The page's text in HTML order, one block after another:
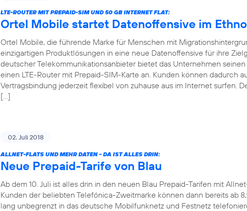
LTE-ROUTER MIT PREPAID-SIM UND 50 GB INTERNET FLAT:
Ortel Mobile startet Datenoffensive im
Ortel Mobile, die führende Marke für Menschen mit
einzigartigen Produktlösungen in eine neue Datenoffensive für ihre
deutscher Telekommunikationsanbieter bietet das Unternehmen
einen LTE-Router mit Prepaid-SIM-Karte an. Kunden können dadurch
Vertragsbindung jederzeit flexibel von zuhause aus im Internet surfen.
[…]
02. Juli 2018
ALLNET-FLATS UND MEHR DATEN - DA IST ALLES DRIN:
Neue Prepaid-Tarife von Blau
Ab dem 10. Juli ist alles drin in den neuen Blau Prepaid-Tarifen mit
Kunden der beliebten Telefónica-Zweitmarke können dann bereits ab
lang unbegrenzt in das deutsche Mobilfunknetz und Festnetz